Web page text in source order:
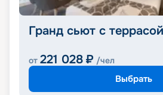
Гранд сьют с
от 221 028 ₽ /чел
Выбрать